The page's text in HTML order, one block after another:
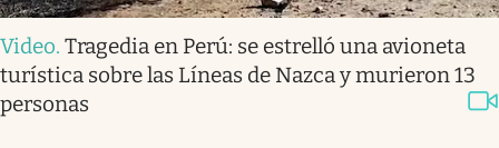
Video. Tragedia en Perú: se estrelló una avioneta
turística sobre las Líneas de Nazca y murieron 13
personas